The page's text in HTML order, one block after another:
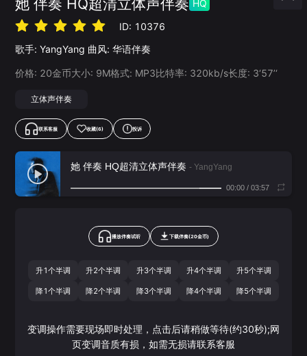
她 伴奏 HQ超清立体声伴奏 HQ
ID: 10376
歌手: YangYang 曲风: 华语伴奏
价格: 20金币大小: 9M格式: MP3比特率: 320kb/s长度: 3‘57’‘
立体声伴奏
联系客服 收藏(6) 投诉
她 伴奏 HQ超清立体声伴奏 - YangYang
00:00/ 03:57
播放伴奏试听 下载伴奏(20金币)
升1个半调 升2个半调 升3个半调 升4个半调 升5个半调
降1个半调 降2个半调 降3个半调 降4个半调 降5个半调
变调操作需要现场即时处理，点击后请稍做等待(约30秒);网
页变调音质有损，如需无损请联系客服